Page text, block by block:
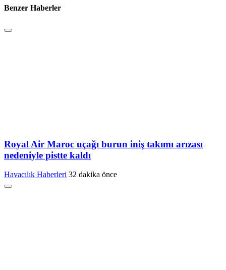
Benzer Haberler
Royal Air Maroc uçağı burun iniş takımı arızası
nedeniyle pistte kaldı
Havacılık Haberleri 32 dakika önce